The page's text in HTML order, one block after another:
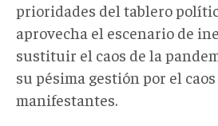
prioridades del tablero
aprovecha el escenario de
sustituir el caos de la
su pésima gestión por el
manifestantes.